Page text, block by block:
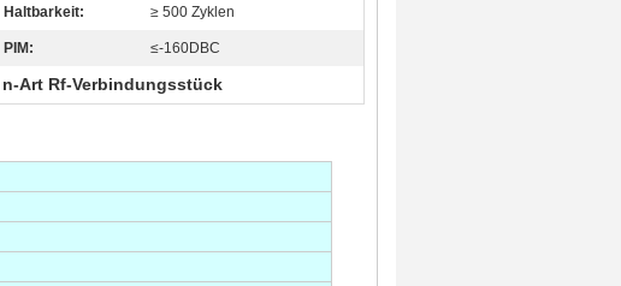
Haltbarkeit: ≥ 500 Zyklen
PIM: ≤-160DBC
n-Art Rf-Verbindungsstück